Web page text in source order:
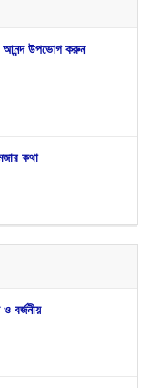
আনন্দ উপভোগ করুন
কথা
বর্জনীয়